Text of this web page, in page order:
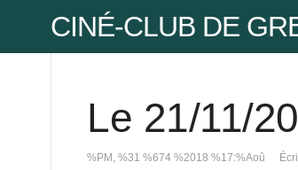
CINÉ-CLUB DE
Le 21/11/
%PM, %31 %674 %2018 %17:%Aoû